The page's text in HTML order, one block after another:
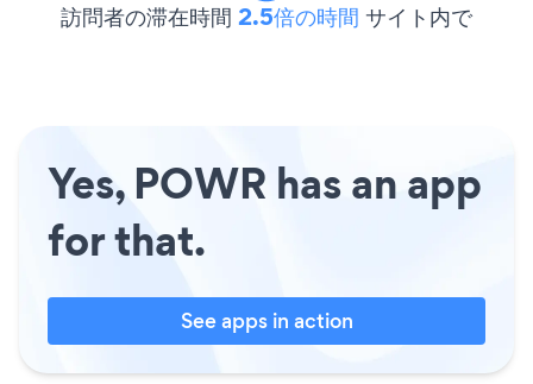
訪問者の滞在時間 2.5倍の時間 サイト内で
Yes, POWR has an app
for that.
See apps in action